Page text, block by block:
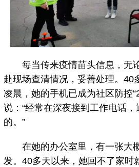
每当传来疫情苗头信息，无
赴现场查清情况，妥善处理。40
凌晨，她的手机已成为社区防控
说：“经常在深夜接到工作电话
的。”
在她的办公室里，有一张大
发。40多天以来，她回不了家时